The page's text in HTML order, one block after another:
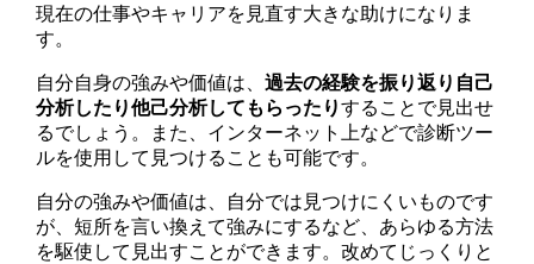
現在の仕事やキャリアを見直す大きな助けになりま
す。
自分自身の強みや価値は、過去の経験を振り返り自己
分析したり他己分析してもらったりすることで見出せ
るでしょう。また、インターネット上などで診断ツー
ルを使用して見つけることも可能です。
自分の強みや価値は、自分では見つけにくいものです
が、短所を言い換えて強みにするなど、あらゆる方法
を駆使して見出すことができます。改めてじっくりと